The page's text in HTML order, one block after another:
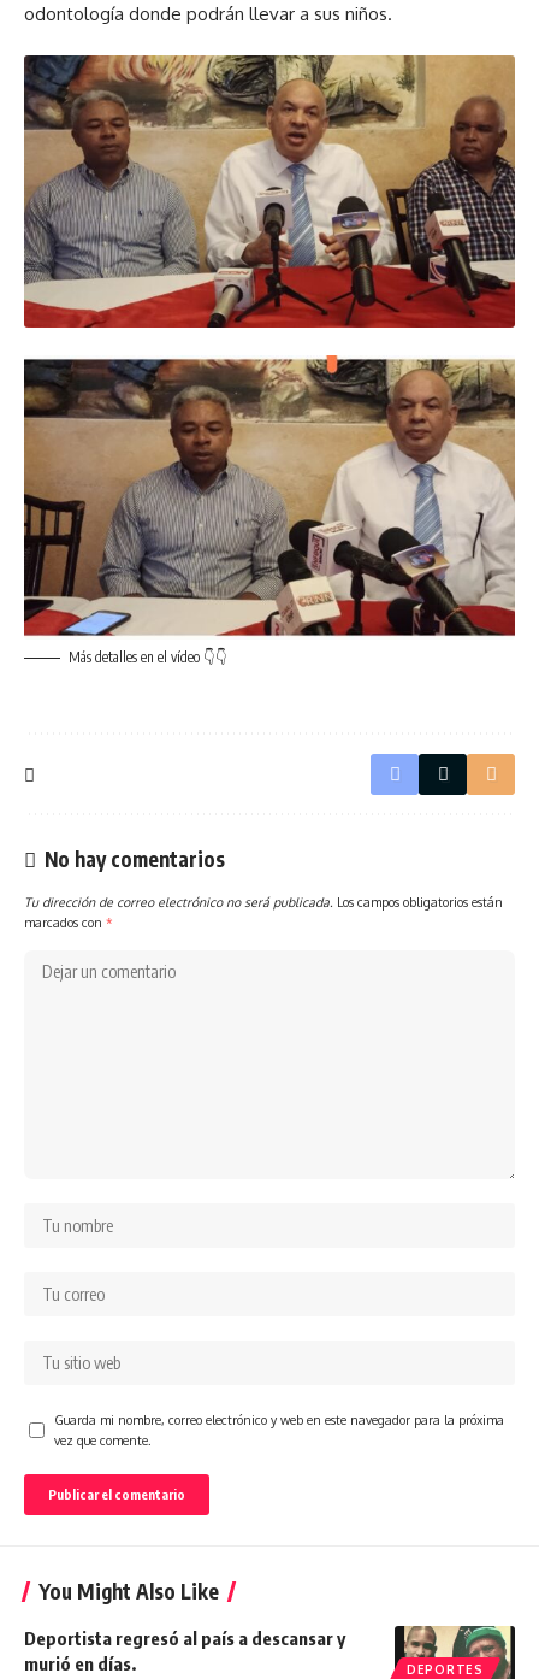
odontología donde podrán llevar a sus niños.
Más detalles en el vídeo 👇👇
No hay comentarios
Tu dirección de correo electrónico no será publicada. Los campos obligatorios están
marcados con *
Guarda mi nombre, correo electrónico y web en este navegador para la próxima
vez que comente.
You Might Also Like
DEPORTES
Deportista regresó al país a descansar y
murió en días.